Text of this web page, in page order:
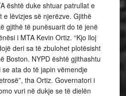
është duke shtuar patrullat e
e lëvizjes së njerëzve. Gjithë
gjithë të punësuarit do të jenë
i MTA Kevin Ortiz. “Kjo lloj
deri sa të zbulohet plotësisht
Boston. NYPD është gjithashtu
ata do të japin vëmendje
tha Ortiz. Governatori i
vuri në dukje se të dielën